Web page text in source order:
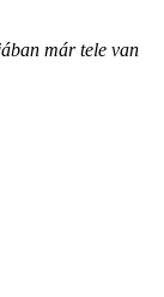
már tele van